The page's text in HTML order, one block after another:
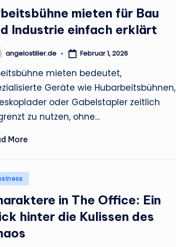
mieten für Bau
Industrie einfach erklärt
angelostiller.de Februar 1, 2026
mieten bedeutet,
Geräte wie Hubarbeitsbühnen,
oder Gabelstapler zeitlich
zu nutzen, ohne…
More
in The Office: Ein
hinter die Kulissen des